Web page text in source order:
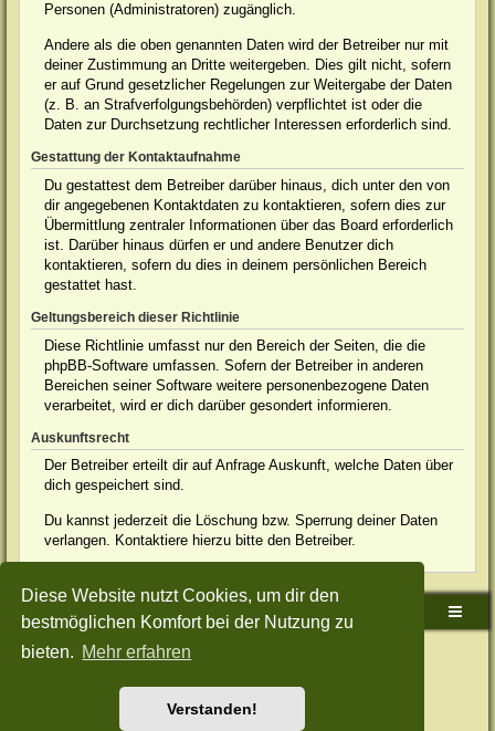
Diese Website nutzt Cookies, um dir den
bestmöglichen Komfort bei der Nutzung zu
bieten. Mehr erfahren
Verstanden!
Personen (Administratoren) zugänglich.
Andere als die oben genannten Daten wird der Betreiber nur mit
deiner Zustimmung an Dritte weitergeben. Dies gilt nicht, sofern
er auf Grund gesetzlicher Regelungen zur Weitergabe der Daten
(z. B. an Strafverfolgungsbehörden) verpflichtet ist oder die
Daten zur Durchsetzung rechtlicher Interessen erforderlich sind.
Gestattung der Kontaktaufnahme
Du gestattest dem Betreiber darüber hinaus, dich unter den von
dir angegebenen Kontaktdaten zu kontaktieren, sofern dies zur
Übermittlung zentraler Informationen über das Board erforderlich
ist. Darüber hinaus dürfen er und andere Benutzer dich
kontaktieren, sofern du dies in deinem persönlichen Bereich
gestattet hast.
Geltungsbereich dieser Richtlinie
Diese Richtlinie umfasst nur den Bereich der Seiten, die die
phpBB-Software umfassen. Sofern der Betreiber in anderen
Bereichen seiner Software weitere personenbezogene Daten
verarbeitet, wird er dich darüber gesondert informieren.
Auskunftsrecht
Der Betreiber erteilt dir auf Anfrage Auskunft, welche Daten über
dich gespeichert sind.
Du kannst jederzeit die Löschung bzw. Sperrung deiner Daten
verlangen. Kontaktiere hierzu bitte den Betreiber.
Sudden-Strike-Maps.de Hauptseite Foren-Übersicht
Powered byphpBB® Forum Software © phpBB Limited
Style: Green-Style-Split by Joyce&LunaphpBB-Style-Design
Nutzungsbedingungen